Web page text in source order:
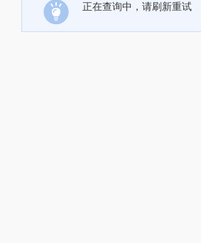
正在查询中，请刷新重试